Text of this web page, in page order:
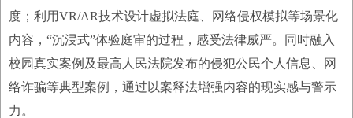
度；利用VR/AR技术设计虚拟法庭、网络侵权模拟等场景化
内容，“沉浸式”体验庭审的过程，感受法律威严。同时融入
校园真实案例及最高人民法院发布的侵犯公民个人信息、网
络诈骗等典型案例，通过以案释法增强内容的现实感与警示
力。